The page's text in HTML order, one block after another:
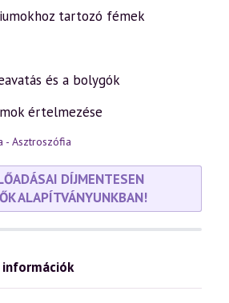
tartozó fémek
és a bolygók
értelmezése
- Asztroszófia
DÍJMENTESEN
ALAPÍTVÁNYUNKBAN!
információk